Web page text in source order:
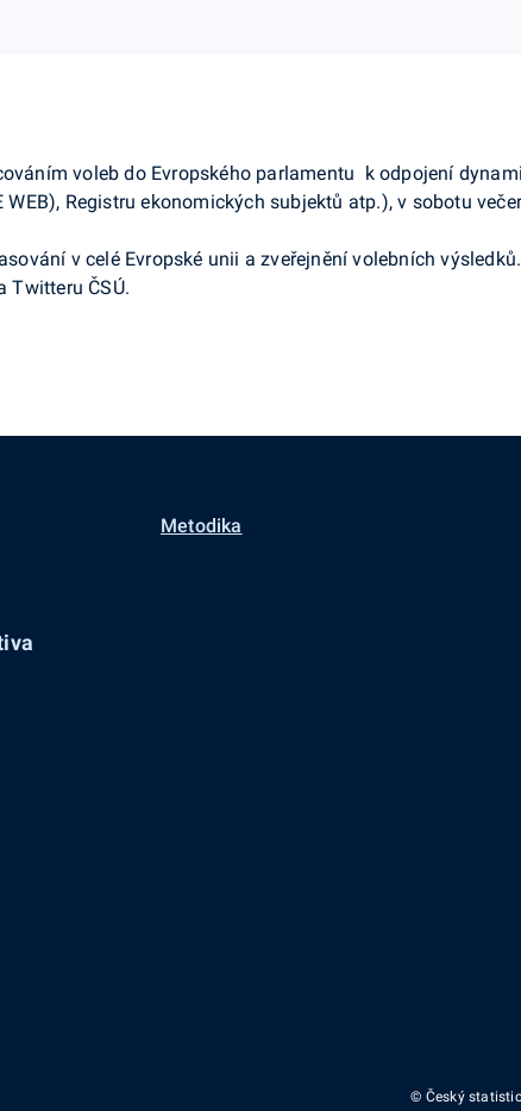
voleb do Evropského parlamentu k odpojení
Registru ekonomických subjektů atp.), v sobotu
v celé Evropské unii a zveřejnění volebních výsledků.
Twitteru ČSÚ.
Metodika
© Český